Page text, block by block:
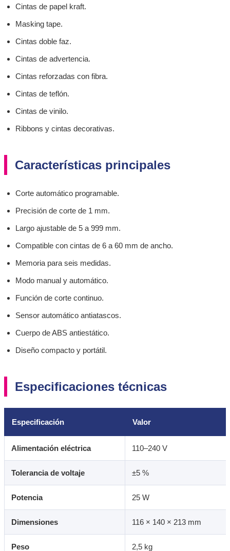
Cintas de papel kraft.
Masking tape.
Cintas doble faz.
Cintas de advertencia.
Cintas reforzadas con fibra.
Cintas de teflón.
Cintas de vinilo.
Ribbons y cintas decorativas.
Características principales
Corte automático programable.
Precisión de corte de 1 mm.
Largo ajustable de 5 a 999 mm.
Compatible con cintas de 6 a 60 mm de ancho.
Memoria para seis medidas.
Modo manual y automático.
Función de corte continuo.
Sensor automático antiatascos.
Cuerpo de ABS antiestático.
Diseño compacto y portátil.
Especificaciones técnicas
Especificación Valor
Alimentación eléctrica 110–240 V
Tolerancia de voltaje ±5 %
Potencia 25 W
Dimensiones 116 × 140 × 213 mm
Peso 2,5 kg